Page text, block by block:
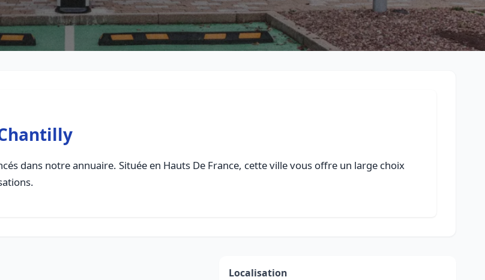
dans notre annuaire. Située en Hauts De France, cette ville vous offre un large choix
Localisation